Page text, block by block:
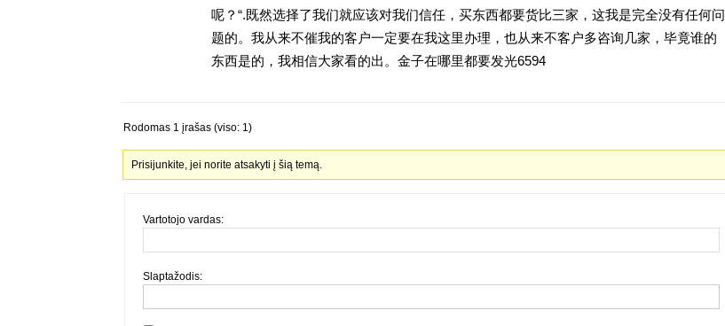
呢？“.既然选择了我们就应该对我们信任，买东西都要货比三家，这我是完全没有任何问
题的。我从来不催我的客户一定要在我这里办理，也从来不客户多咨询几家，毕竟谁的
东西是的，我相信大家看的出。金子在哪里都要发光6594
Rodomas 1 įrašas (viso: 1)
Prisijunkite, jei norite atsakyti į šią temą.
Vartotojo vardas:
Slaptažodis: